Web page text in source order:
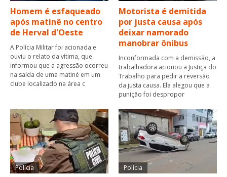
Homem é esfaqueado
após matinê no centro
de Herval d'Oeste
A Polícia Militar foi acionada e
ouviu o relato da vítima, que
informou que a agressão ocorreu
na saída de uma matiné em um
clube localizado na área c
Motorista é demitida
por justa causa após
deixar namorado
manobrar ônibus
Inconformada com a demissão, a
trabalhadora acionou a Justiça do
Trabalho para pedir a reversão
da justa causa. Ela alegou que a
punição foi despropor
Polícia Polícia